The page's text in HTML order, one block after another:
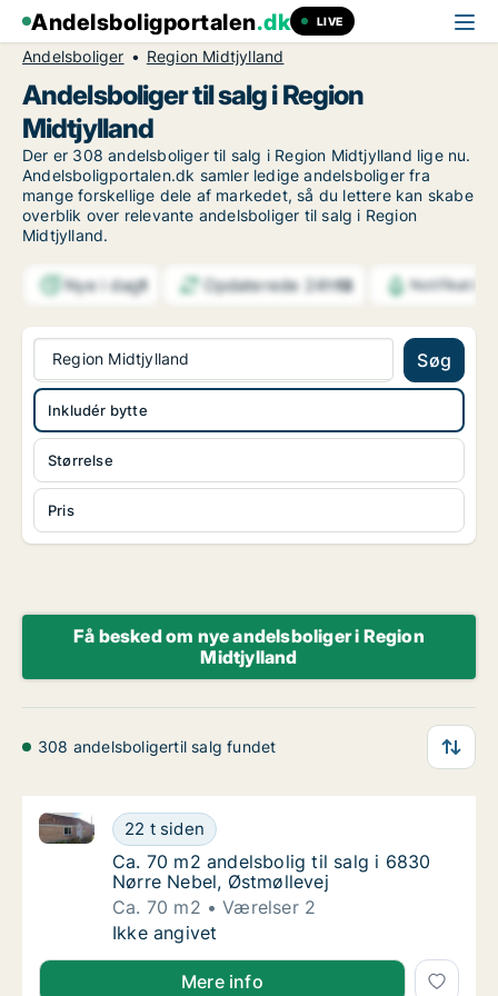
Andelsboligportalen.dk LIVE
Andelsboliger Region Midtjylland
Andelsboliger til salg i Region
Midtjylland
Der er 308 andelsboliger til salg i Region Midtjylland lige nu.
Andelsboligportalen.dk samler ledige andelsboliger fra
mange forskellige dele af markedet, så du lettere kan skabe
overblik over relevante andelsboliger til salg i Region
Midtjylland.
Nye i dag1 Opdaterede 24h13
Region Midtjylland Søg
Størrelse
Pris
Inkludér bytte
Få besked om nye andelsboliger i Region
Midtjylland
308 andelsboligertil salg fundet
Ca. 70 m2 andelsbolig til salg i 6830 Nørre
22 t siden
Ca. 70 m2 andelsbolig til salg i 6830 Nørre Nebel,
Ca. 70 m2 andelsbolig til salg i 6830 Nørre
Ca. 70 m2 andelsbolig til salg i 6830
Nørre Nebel, Østmøllevej
Ca. 70 m2
Værelser 2
Ca. 70 m2 andelsbolig til salg i 6830 Nørre
Ikke angivet
Mere info